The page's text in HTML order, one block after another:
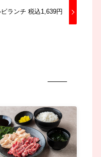
ランチ 税込1,639円